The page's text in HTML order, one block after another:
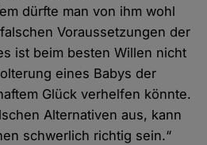
dürfte man von ihm wohl
Voraussetzungen der
ist beim besten Willen nicht
eines Babys der
Glück verhelfen könnte.
Alternativen aus, kann
schwerlich richtig sein.“